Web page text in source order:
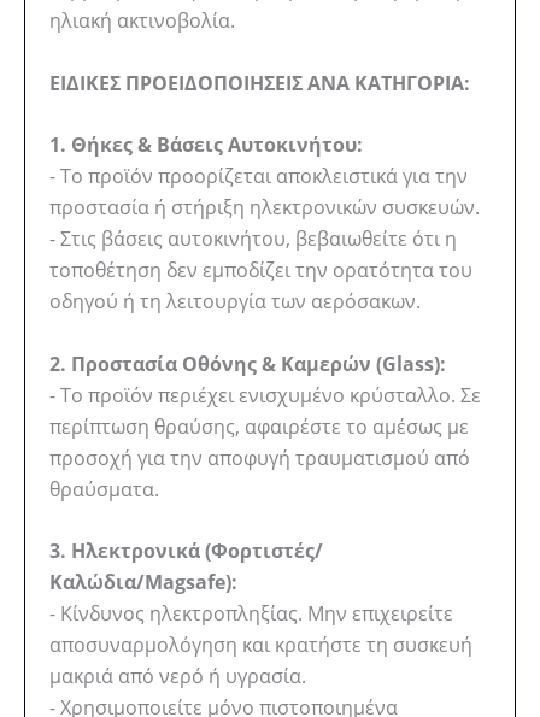
ηλιακή ακτινοβολία.
ΕΙΔΙΚΕΣ ΠΡΟΕΙΔΟΠΟΙΗΣΕΙΣ ΑΝΑ ΚΑΤΗΓΟΡΙΑ:
1. Θήκες & Βάσεις Αυτοκινήτου:
- Το προϊόν προορίζεται αποκλειστικά για την
προστασία ή στήριξη ηλεκτρονικών συσκευών.
- Στις βάσεις αυτοκινήτου, βεβαιωθείτε ότι η
τοποθέτηση δεν εμποδίζει την ορατότητα του
οδηγού ή τη λειτουργία των αερόσακων.
2. Προστασία Οθόνης & Καμερών (Glass):
- Το προϊόν περιέχει ενισχυμένο κρύσταλλο. Σε
περίπτωση θραύσης, αφαιρέστε το αμέσως με
προσοχή για την αποφυγή τραυματισμού από
θραύσματα.
3. Ηλεκτρονικά (Φορτιστές/
Καλώδια/Magsafe):
- Κίνδυνος ηλεκτροπληξίας. Μην επιχειρείτε
αποσυναρμολόγηση και κρατήστε τη συσκευή
μακριά από νερό ή υγρασία.
- Χρησιμοποιείτε μόνο πιστοποιημένα